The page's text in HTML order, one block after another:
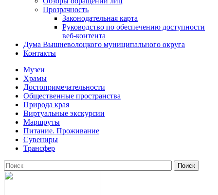
Прозрачность
Законодательная карта
Руководство по обеспечению доступности
веб-контента
Дума Вышневолоцкого муниципального округа
Контакты
Музеи
Храмы
Достопримечательности
Общественные пространства
Природа края
Виртуальные экскурсии
Маршруты
Питание. Проживание
Сувениры
Трансфер